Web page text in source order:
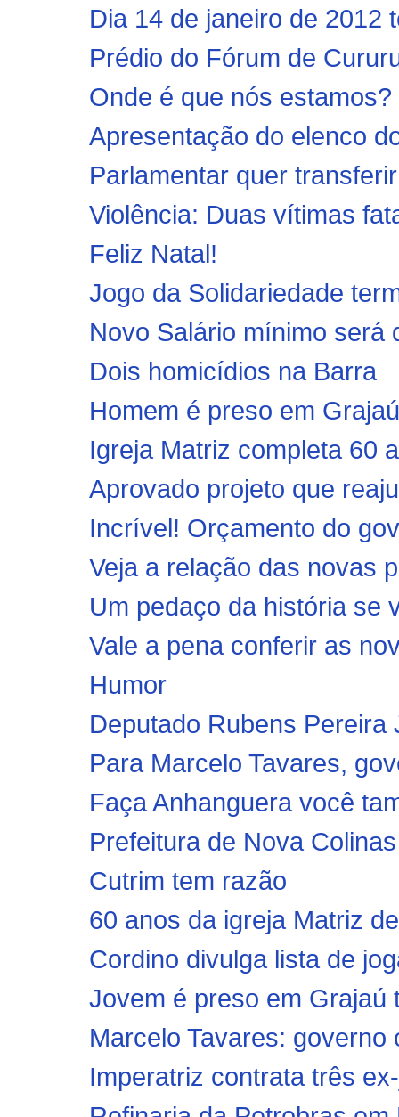
Dia 14 de janeiro de 2012
Prédio do Fórum de
Onde é que nós
Apresentação do elenco
Parlamentar quer
Violência: Duas vítimas
Feliz Natal!
Jogo da Solidariedade
Novo Salário mínimo será
Dois homicídios na Barra
Homem é preso em
Igreja Matriz completa 60
Aprovado projeto que
Incrível! Orçamento do
Veja a relação das novas
Um pedaço da história se
Vale a pena conferir as
Humor
Deputado Rubens
Para Marcelo Tavares,
Faça Anhanguera você
Prefeitura de Nova
Cutrim tem razão
60 anos da igreja Matriz
Cordino divulga lista de
Jovem é preso em Grajaú
Marcelo Tavares:
Imperatriz contrata três